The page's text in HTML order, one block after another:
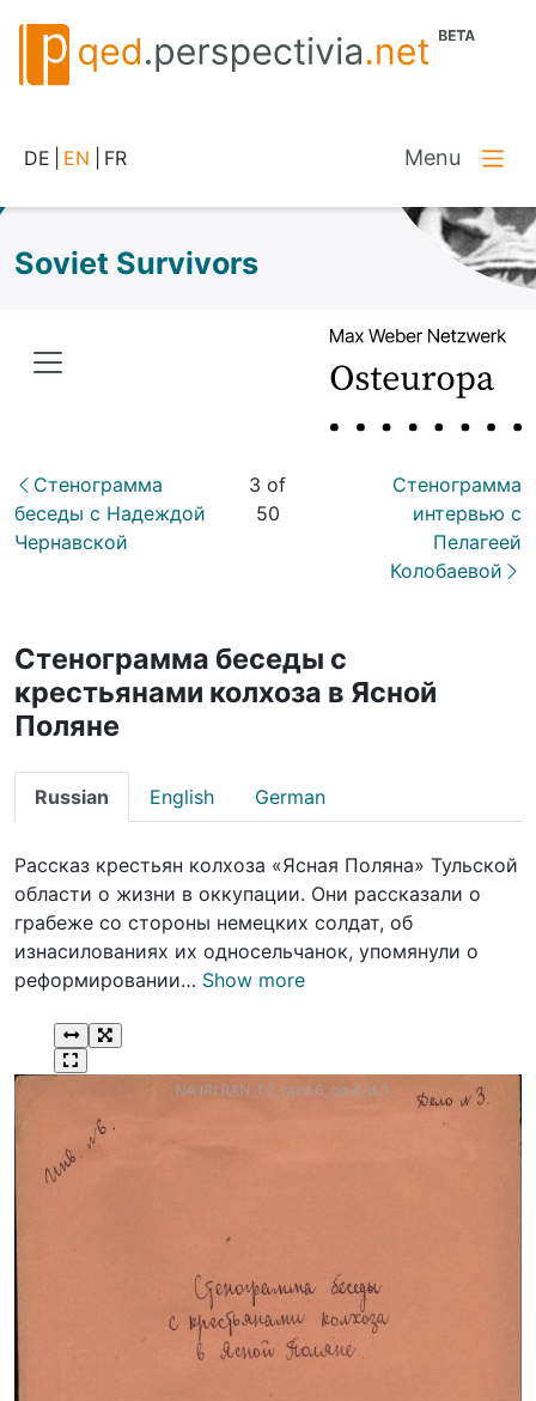
DE EN FR Menu
Soviet Survivors
Стенограмма
беседы с Надеждой
Чернавской
3 of
50
Стенограмма
интервью с
Пелагеей
Колобаевой
Стенограмма беседы с
крестьянами колхоза в Ясной
Поляне
Russian English German
Рассказ крестьян колхоза «Ясная Поляна» Тульской
области о жизни в оккупации. Они рассказали о
грабеже со стороны немецких солдат, об
изнасилованиях их односельчанок, упомянули о
реформировании… Show more